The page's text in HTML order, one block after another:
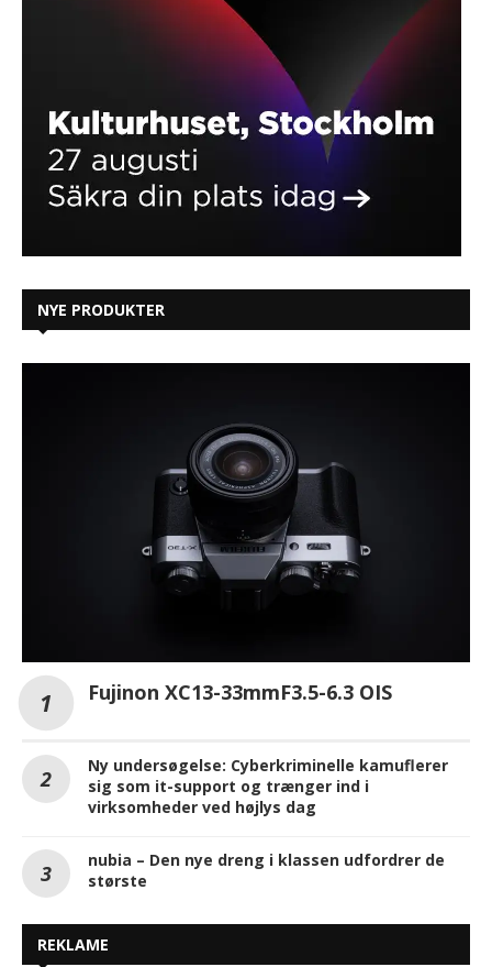
NYE PRODUKTER
Fujinon XC13-33mmF3.5-6.3 OIS
Ny undersøgelse: Cyberkriminelle kamuflerer
sig som it-support og trænger ind i
virksomheder ved højlys dag
nubia – Den nye dreng i klassen udfordrer de
største
REKLAME